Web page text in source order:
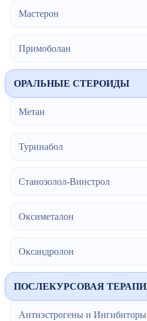
Мастерон
Примоболан
ОРАЛЬНЫЕ СТЕРОИДЫ
Метан
Туринабол
Станозолол-Винстрол
Оксиметалон
Оксандролон
ПОСЛЕКУРСОВАЯ
Антиэстрогены и Ингибиторы